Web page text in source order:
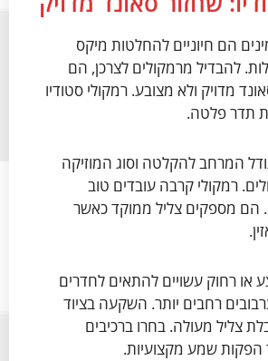
הם חיוניים להחלטות מיקס
להבדיל מרמקולים לצרכן, הם
מדויק ולא מצובע. רמקולי סטודיו
תדר פלטה.
המרחב להקלטה וסוג המוזיקה
רמקולי קרבה עובדים טוב
הם מספקים צליל ממוקד כאשר
או רחוק עשויים להתאים לחדרים
רחבים יותר. השקעה בציוד
צליל מעולה. בחרו ברכיבים
הפקות שמע מקצועיות.